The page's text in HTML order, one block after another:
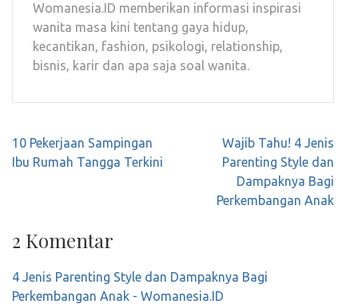
Womanesia.ID memberikan informasi inspirasi
wanita masa kini tentang gaya hidup,
kecantikan, fashion, psikologi, relationship,
bisnis, karir dan apa saja soal wanita.
Navigasi
pos
10 Pekerjaan Sampingan
Ibu Rumah Tangga Terkini
Wajib Tahu! 4 Jenis
Parenting Style dan
Dampaknya Bagi
Perkembangan Anak
2 Komentar
4 Jenis Parenting Style dan Dampaknya Bagi
Perkembangan Anak - Womanesia.ID